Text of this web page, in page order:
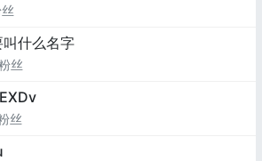
什么名字
丝
丝